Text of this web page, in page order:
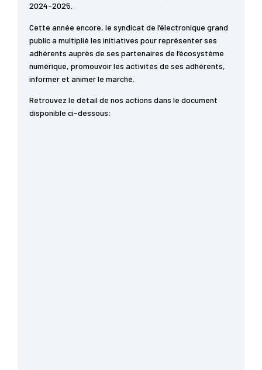
2024-2025.
Cette année encore, le syndicat de l’électronique grand
public a multiplié les initiatives pour représenter ses
adhérents auprès de ses partenaires de l’écosystème
numérique, promouvoir les activités de ses adhérents,
informer et animer le marché.
Retrouvez le détail de nos actions dans le document
disponible ci-dessous: